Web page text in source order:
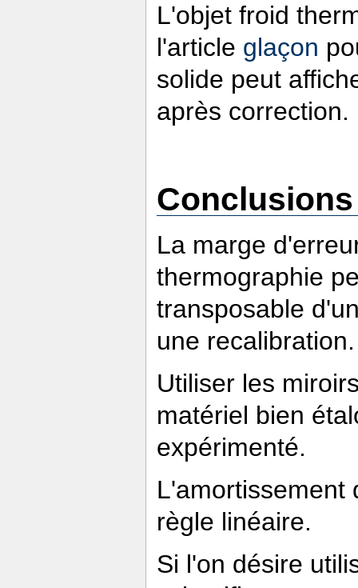
L'objet froid
l'article glaçon
solide peut
après correction.
Conclusions
La marge
thermographie
transposable
une recalibration.
Utiliser les
matériel bien
expérimenté.
L'amortissement
règle linéaire.
Si l'on désire